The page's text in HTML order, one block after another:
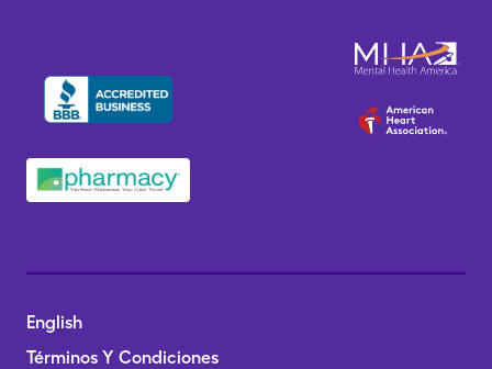
English
Términos Y Condiciones